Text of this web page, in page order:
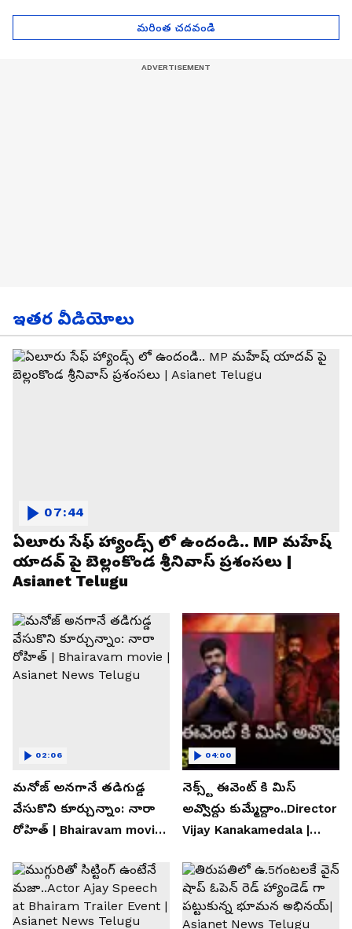
మరింత చదవండి
ఇతర వీడియోలు
ఏలూరు సేఫ్ హ్యాండ్స్ లో ఉందండి.. MP మహేష్
యాదవ్ పై బెల్లంకొండ శ్రీనివాస్ ప్రశంసలు |
Asianet Telugu
07:44
మనోజ్ అనగానే తడిగుడ్డ
వేసుకొని కూర్చున్నాం: నారా
రోహిత్ | Bhairavam movie |
02:06
నెక్స్ట్ ఈవెంట్ కి మిస్
అవ్వొద్దు కుమ్మేద్దాం..Director
Vijay Kanakamedala |
04:00